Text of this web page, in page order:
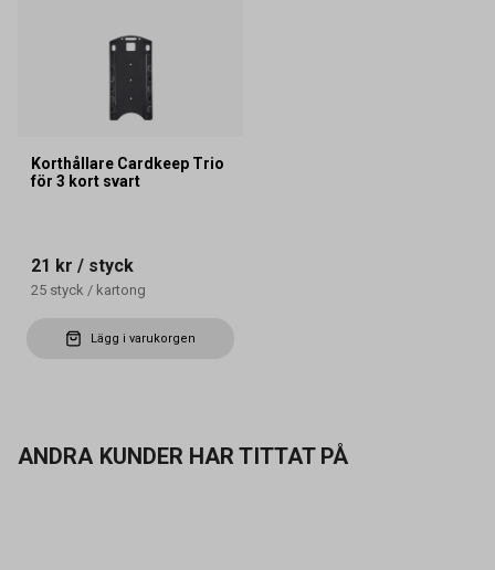
Korthållare Cardkeep Trio
för 3 kort svart
21 kr / styck
25 styck / kartong
Lägg i varukorgen
ANDRA KUNDER HAR TITTAT PÅ